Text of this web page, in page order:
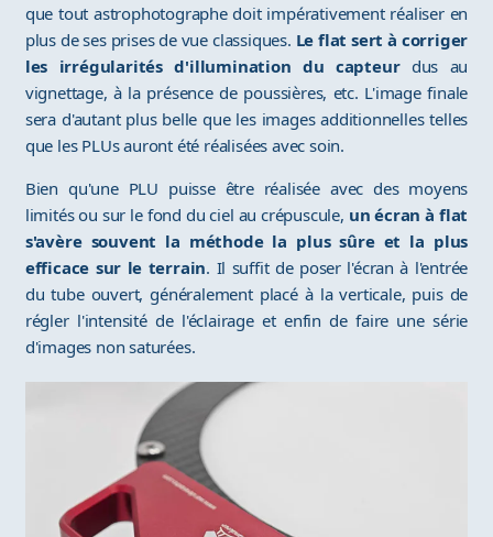
que tout astrophotographe doit impérativement réaliser en
plus de ses prises de vue classiques. Le flat sert à corriger
les irrégularités d'illumination du capteurdus au
vignettage, à la présence de poussières, etc. L'image finale
sera d'autant plus belle que les images additionnelles telles
que les PLUs auront été réalisées avec soin.
Bien qu'une PLU puisse être réalisée avec des moyens
limités ou sur le fond du ciel au crépuscule, un écran à flat
s'avère souvent la méthode la plus sûre et la plus
efficace sur le terrain. Il suffit de poser l'écran à l'entrée
du tube ouvert, généralement placé à la verticale, puis de
régler l'intensité de l'éclairage et enfin de faire une série
d'images non saturées.